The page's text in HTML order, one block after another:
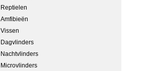
Reptielen
Amfibieën
Vissen
Dagvlinders
Nachtvlinders
Microvlinders